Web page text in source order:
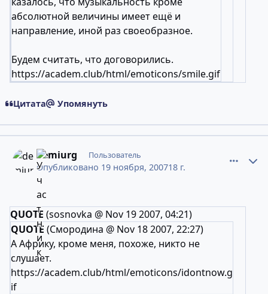
абсолютной величины имеет ещё и
направление, иной раз своеобразное.
Будем считать, что договорились.
https://academ.club/html/emoticons/smile.gif
Цитата Упомянуть
demiurg Пользователь
Опубликовано 19 ноября, 200718 г.
QUOTE (sosnovka @ Nov 19 2007, 04:21)
QUOTE (Смородина @ Nov 18 2007, 22:27)
А Африку, кроме меня, похоже, никто не
слушает.
https://academ.club/html/emoticons/idontnow.g
if